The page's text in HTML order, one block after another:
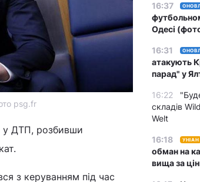
psg.fr
у ДТП, розбивши
з керуванням під час
16:37
Одесі
16:31
атакують
парад" у
16:22
складів
Welt
16:18 УНІАН
обман на
вища за